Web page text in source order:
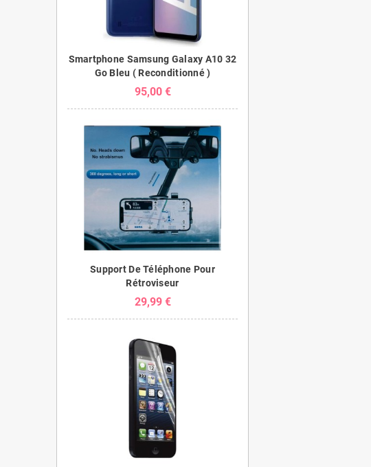
Smartphone Samsung Galaxy A10 32
Go Bleu ( Reconditionné )
95,00 €
Support De Téléphone Pour
Rétroviseur
29,99 €